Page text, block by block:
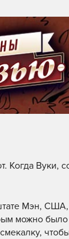
Когда Вуки,
Мэн, США,
можно